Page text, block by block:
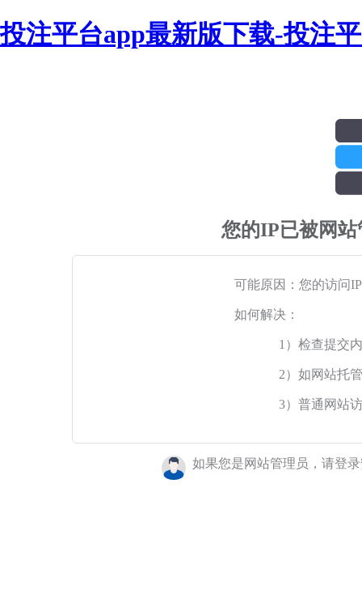
投注平台app最新版下载-投注
您的IP已被网
可能原因：您的访问
如何解决：
1）检查提交
2）如网站托
3）普通网站
如果您是网站管理员，请登